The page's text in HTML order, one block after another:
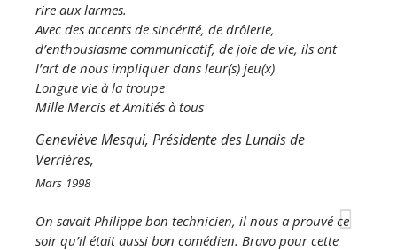
rire aux larmes.
Avec des accents de sincérité, de drôlerie,
d’enthousiasme communicatif, de joie de vie, ils ont
l’art de nous impliquer dans leur(s) jeu(x)
Longue vie à la troupe
Mille Mercis et Amitiés à tous
Geneviève Mesqui, Présidente des Lundis de
Verrières,
Mars 1998
On savait Philippe bon technicien, il nous a prouvé ce
soir qu’il était aussi bon comédien. Bravo pour cette